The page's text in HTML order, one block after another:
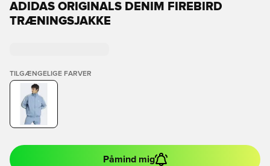
ADIDAS ORIGINALS DENIM FIREBIRD
TRÆNINGSJAKKE
TILGÆNGELIGE FARVER
Påmind mig